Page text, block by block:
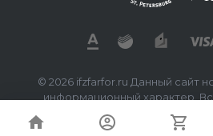
© 2026 ifzfarfor.ru Данный сайт
информационный характер.
предложения не являются
статьей 437 ГК